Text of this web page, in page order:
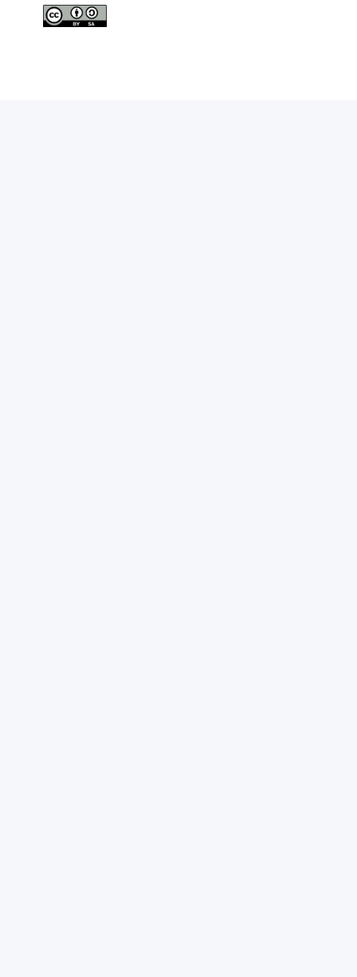
Nombre d'ETP SICE de femmes de 50 ans et plus
Nombre total d'ETP SICE de femmes